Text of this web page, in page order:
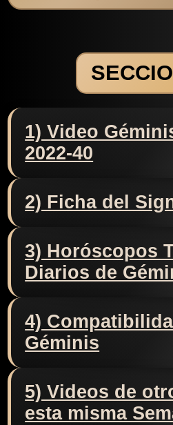
1) Video
2022-40
2) Ficha del
3) Horóscopos
Diarios de
4)
Géminis
5) Videos de
esta misma